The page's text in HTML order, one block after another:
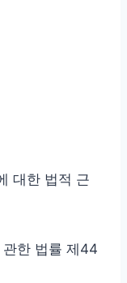
대한 법적 근
한 법률 제44